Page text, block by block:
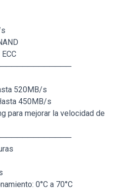
520MB/s
450MB/s
para mejorar la velocidad de
0°C a 70°C